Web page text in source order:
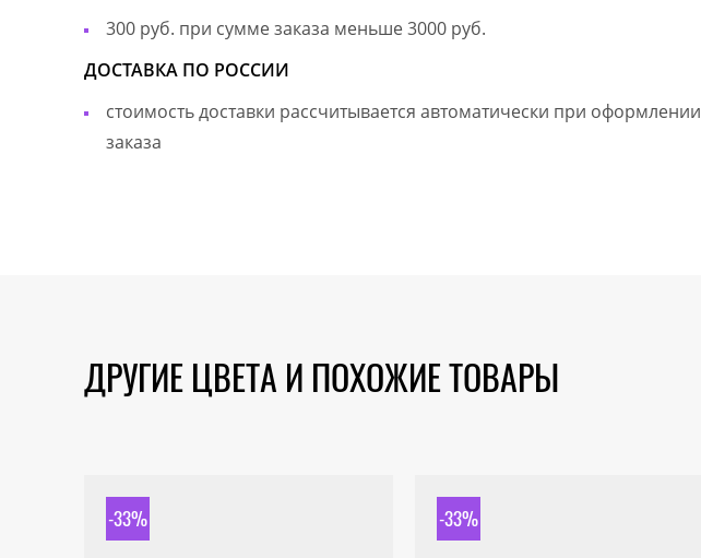
300 руб. при сумме заказа меньше 3000 руб.
ДОСТАВКА ПО РОССИИ
стоимость доставки рассчитывается автоматически при оформлении
заказа
ДРУГИЕ ЦВЕТА И ПОХОЖИЕ ТОВАРЫ
-33% -33%